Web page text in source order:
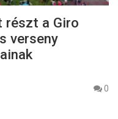
részt a Giro
verseny
0